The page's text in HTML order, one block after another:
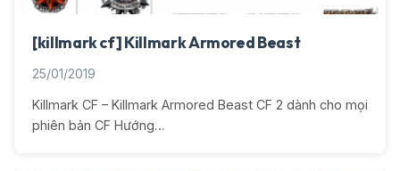
[killmark cf] Killmark Armored Beast
25/01/2019
Killmark CF – Killmark Armored Beast CF 2 dành cho mọi
phiên bản CF Hướng…